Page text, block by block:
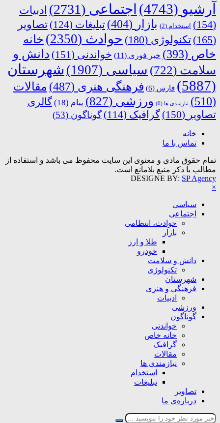
آرشیو (4743) اجتماعی (2731)
ادبیات
(154)
استخدام (2) بازار (404) تبلیغات (124)
تصاویر
(165)
تکنولوژی (180) حوادث (2350)
خانه
خاص (393) خبر فوری (11) خواندنی (151)
دانش و
سلامت (722) سیاسی (1907)
شهرستان
(5887)
فارس (6) فرهنگی هنری (487)
مقالات
(510)
نیازمندی ها (0) ورزشی (827) پیام (18)
گالری
تصاویر (150) گرافیک (114) گوناگون (53)
خانه
تماس با ما
تمام حقوق مادی و معنوی این سایت محفوظ می باشد و استفاده از
مطالب با ذکر منبع بلامانع است.
DESIGNE BY: SP Agency
×
سیاسی
اجتماعی
حوادث، انتظامی
بازار
طلا و ارز
خودرو
دانش و سلامت
تکنولوژی
شهرستان
فرهنگی و هنری
ادبیات
ورزشی
گوناگون
خواندنی
خانه خاص
گرافیک
مقالات
نیازمندی ها
استخدام
تبلیغات
تصاویر
درباره‌ی ما